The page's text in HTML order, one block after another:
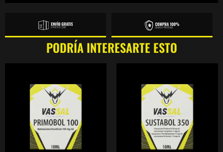
PODRÍA INTERESARTE ESTO